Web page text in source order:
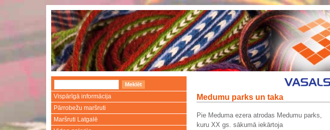
Vispārīgā informācija
Pārrobežu maršruti
Maršruti Latgalē
Medumu parks un taka
Pie Meduma ezera atrodas Medumu parks,
kuru XX gs. sākumā iekārtoja